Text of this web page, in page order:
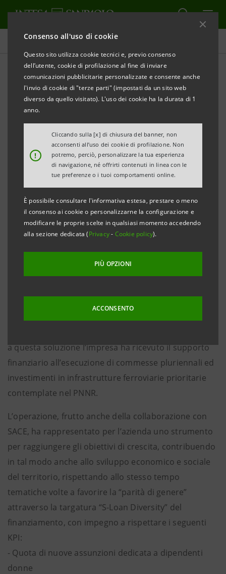
Consenso all'uso di cookie
Questo sito utilizza cookie tecnici e, previo consenso
dell’utente, cookie di profilazione al fine di inviare
comunicazioni pubblicitarie personalizzate e consente anche
l'invio di cookie di "terze parti" (impostati da un sito web
diverso da quello visitato). L'uso dei cookie ha la durata di 1
anno.
!
Cliccando sulla [x] di chiusura del banner, non
acconsenti all’uso dei cookie di profilazione. Non
potremo, perciò, personalizzare la tua esperienza
di navigazione, né offrirti contenuti in linea con le
tue preferenze o i tuoi comportamenti online.
È possibile consultare l'informativa estesa, prestare o meno
il consenso ai cookie o personalizzarne la configurazione e
modificare le proprie scelte in qualsiasi momento accedendo
alla sezione dedicata (Privacy- Cookie policy).
PIÙ OPZIONI
ACCONSENTO
Comunicati stampa
STAMPA AGGIORNA
DA INTESA SANPAOLO 50 MILIONI DI EURO CON
“GARANZIA FUTURO” DI SACE AL GRUPPO SALCEF
crescita del Gruppo italiano operante
nell’infrastruttura ferroviaria e di mobilità urbana
• Salcef Group è un gruppo industriale italiano
attivo sul mercato internazionale, specializzato
nella costruzione e manutenzione di
infrastrutture ferroviarie, reti tranviarie e
metropolitane.
a questa soluzione l’impresa ha ricevuto il supporto
finanziario all’esecuzione di commesse pluriennali ed
investimenti in infrastrutture ferroviarie prioritarie
contemplate nel PNNR.
L’operazione, frutto anche della collaborazione con
SACE, ha rappresentato per l’azienda uno strumento
per raggiungere gli obiettivi di crescita, contribuendo
in tal modo anche allo sviluppo economico e sociale
del territorio, rispettando allo stesso tempo
tematiche volte a favorire la “parità di genere”
attraverso la targatura “S-Loan Diversity” del
finanziamento, con impegno a rispettare i seguenti
KPI:
- Quota di nuove assunzioni dedicata a dipendenti
donne